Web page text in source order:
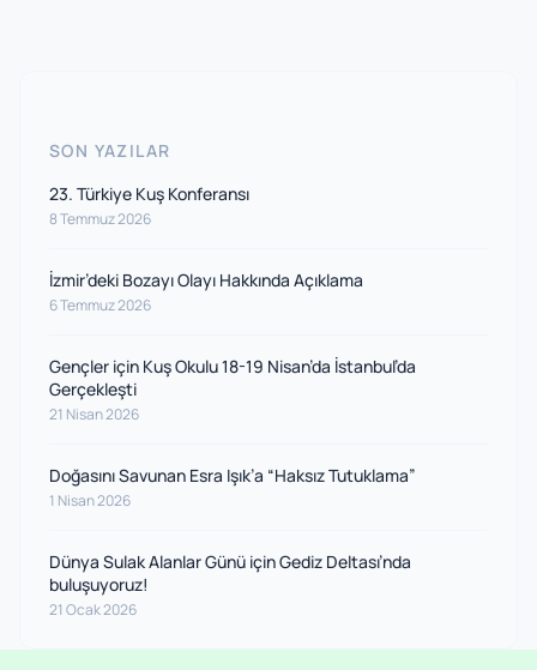
SON YAZILAR
23. Türkiye Kuş Konferansı
8 Temmuz 2026
İzmir’deki Bozayı Olayı Hakkında Açıklama
6 Temmuz 2026
Gençler için Kuş Okulu 18-19 Nisan’da İstanbul’da
Gerçekleşti
21 Nisan 2026
Doğasını Savunan Esra Işık’a “Haksız Tutuklama”
1 Nisan 2026
Dünya Sulak Alanlar Günü için Gediz Deltası’nda
buluşuyoruz!
21 Ocak 2026